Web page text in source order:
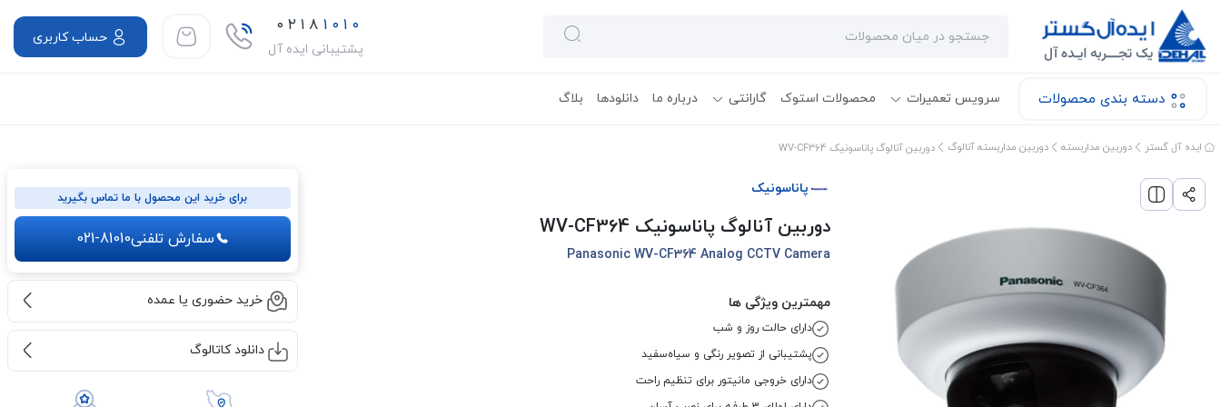
۰۲۱۸ ۱۰۱۰
پشتیبانی ایده آل
حساب کاربری
دسته بندی محصولات سرویس تعمیرات محصولات استوک گارانتی درباره ما دانلودها بلاگ
ایده آل گستر دوربین مداربسته دوربین مداربسته آنالوگ دوربین آنالوگ پاناسونیک WV-CF364
پاناسونیک
دوربین آنالوگ پاناسونیک WV-CF364
Panasonic WV-CF364 Analog CCTV Camera
مهمترین ویژگی ها
دارای حالت روز و شب
پشتیبانی از تصویر رنگی و سیاه‌سفید
دارای خروجی مانیتور برای تنظیم راحت
برای خرید این محصول با ما تماس بگیرید
سفارش تلفنی021-81010
خرید حضوری یا عمده
دانلود کاتالوگ